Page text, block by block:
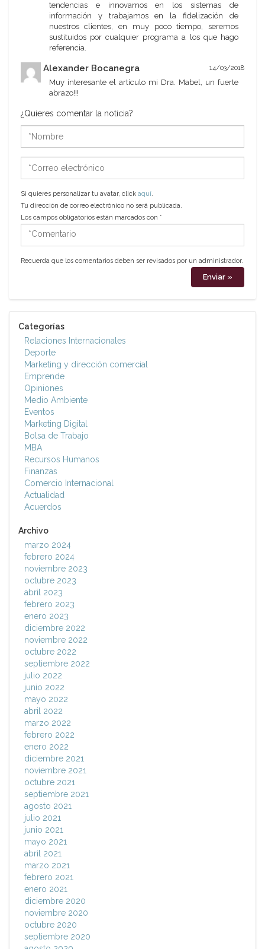
tendencias e innovamos en los sistemas de
información y trabajamos en la fidelización de
nuestros clientes, en muy poco tiempo, seremos
sustituidos por cualquier programa a los que hago
referencia.
Alexander Bocanegra 14/03/2018
Muy interesante el artículo mi Dra. Mabel, un fuerte
abrazo!!!
¿Quieres comentar la noticia?
*Nombre
*Correo
electrónico
Si quieres personalizar tu avatar, click aquí.
Tu dirección de correo electrónico no será publicada.
Los campos obligatorios están marcados con *
*Comentario
Recuerda que los comentarios deben ser revisados por un administrador.
Categorías
Relaciones Internacionales
Deporte
Marketing y dirección comercial
Emprende
Opiniones
Medio Ambiente
Eventos
Marketing Digital
Bolsa de Trabajo
MBA
Recursos Humanos
Finanzas
Comercio Internacional
Actualidad
Acuerdos
Archivo
marzo 2024
febrero 2024
noviembre 2023
octubre 2023
abril 2023
febrero 2023
enero 2023
diciembre 2022
noviembre 2022
octubre 2022
septiembre 2022
julio 2022
junio 2022
mayo 2022
abril 2022
marzo 2022
febrero 2022
enero 2022
diciembre 2021
noviembre 2021
octubre 2021
septiembre 2021
agosto 2021
julio 2021
junio 2021
mayo 2021
abril 2021
marzo 2021
febrero 2021
enero 2021
diciembre 2020
noviembre 2020
octubre 2020
septiembre 2020